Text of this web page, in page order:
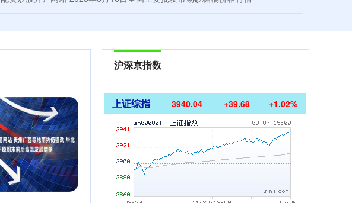
沪深京指数
上证综指 3940.04 +39.68 +1.02%